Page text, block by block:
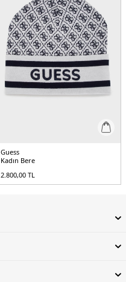
Guess
Kadın Bere
2.800,00 TL